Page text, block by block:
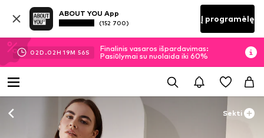
ABOUT YOU App
(152 700) Į programėlę
02D.02H 19M 56S
Finalinis vasaros išpardavimas:
Pasiūlymai su nuolaida iki 60%
Sekti